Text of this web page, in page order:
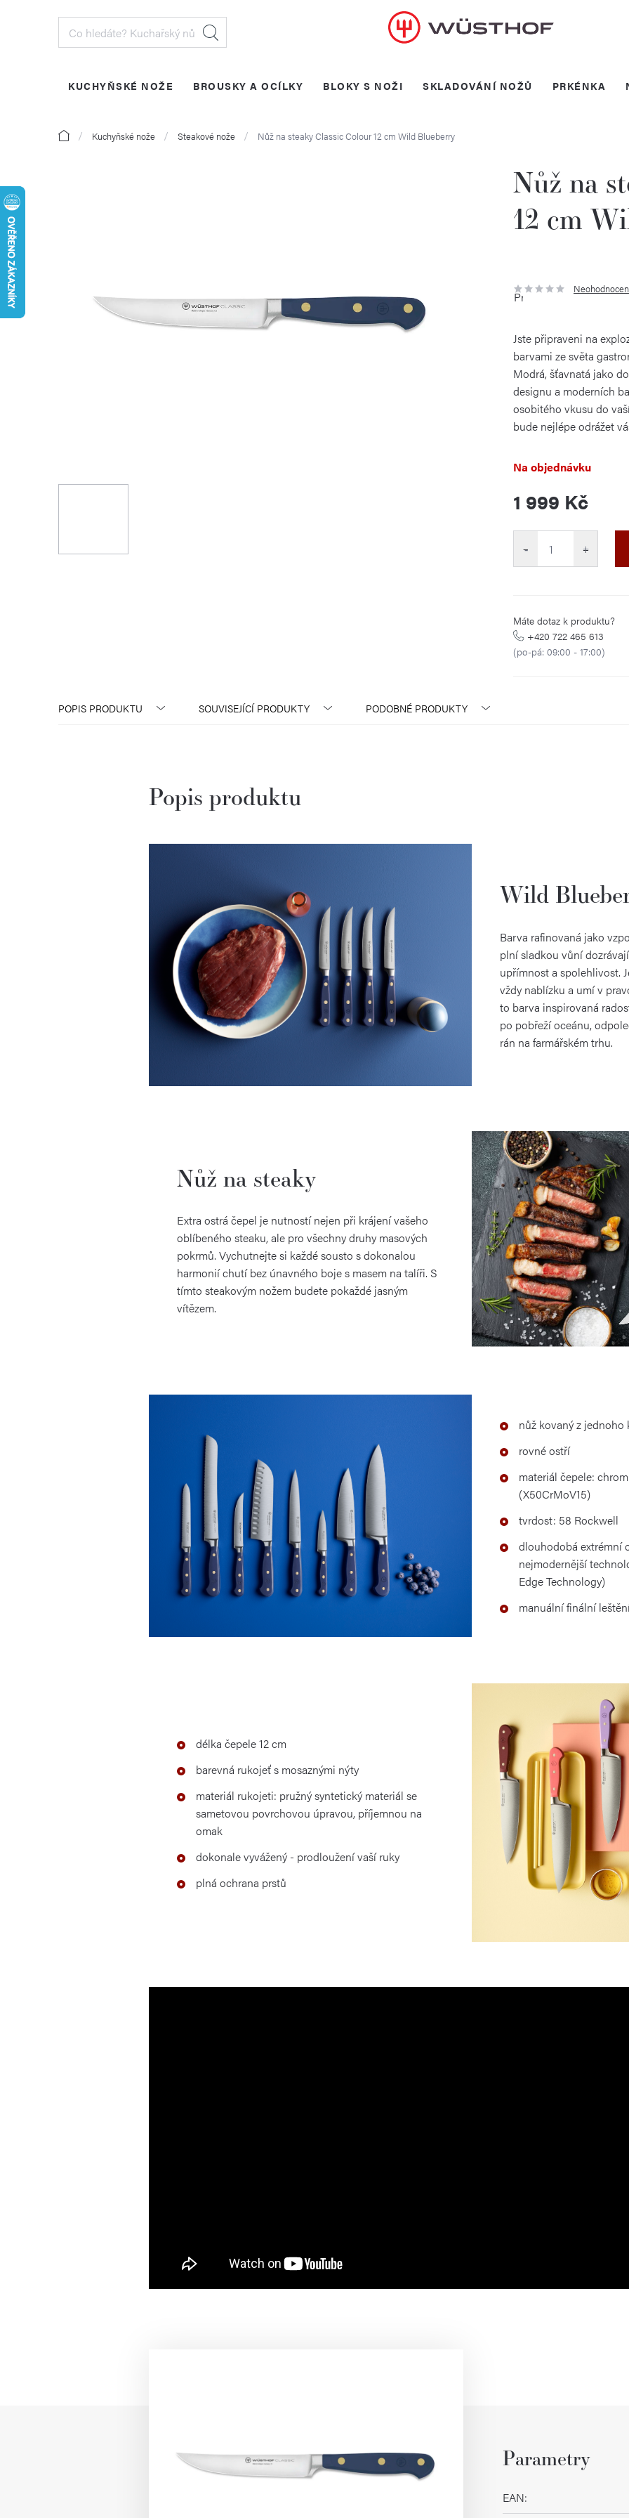
KUCHYŇSKÉ NOŽE BROUSKY A OCÍLKY BLOKY S NOŽI SKLADOVÁNÍ NOŽŮ PRKÉNKA
Domů Kuchyňské nože Steakové nože Nůž na steaky Classic Colour 12 cm Wild Blueberry
Nůž na
12 cm
Průměrné
hodnocení
z
5
hvězdiček.
Jste připraveni na
barvami ze světa
Modrá, šťavnatá jako
designu a moderních
osobitého vkusu do
bude nejlépe odrážet
Na objednávku
1 999 Kč
Měrná
cena:
+
−
Máte dotaz k produktu?
+420 722 465 613
(po-pá: 09:00 - 17:00)
POPIS PRODUKTU SOUVISEJÍCÍ PRODUKTY PODOBNÉ PRODUKTY
Popis produktu
Wild
Barva rafinovaná jako
plní sladkou vůní
upřímnost a spolehlivost.
vždy nablízku a umí v
to barva inspirovaná
po pobřeží oceánu,
rán na farmářském trhu.
Nůž na steaky
Extra ostrá čepel je nutností nejen při krájení vašeho
oblíbeného steaku, ale pro všechny druhy masových
pokrmů. Vychutnejte si každé sousto s dokonalou
harmonií chutí bez únavného boje s masem na talíři. S
tímto steakovým nožem budete pokaždé jasným
vítězem.
nůž kovaný z
rovné ostří
materiál čepele:
(X50CrMoV15)
tvrdost: 58 Rockwell
dlouhodobá extrémní
nejmodernější
Edge Technology)
manuální finální
délka čepele 12 cm
barevná rukojeť s mosaznými nýty
materiál rukojeti: pružný syntetický materiál se
sametovou povrchovou úpravou, příjemnou na
omak
dokonale vyvážený - prodloužení vaší ruky
plná ochrana prstů
Parametry
EAN: